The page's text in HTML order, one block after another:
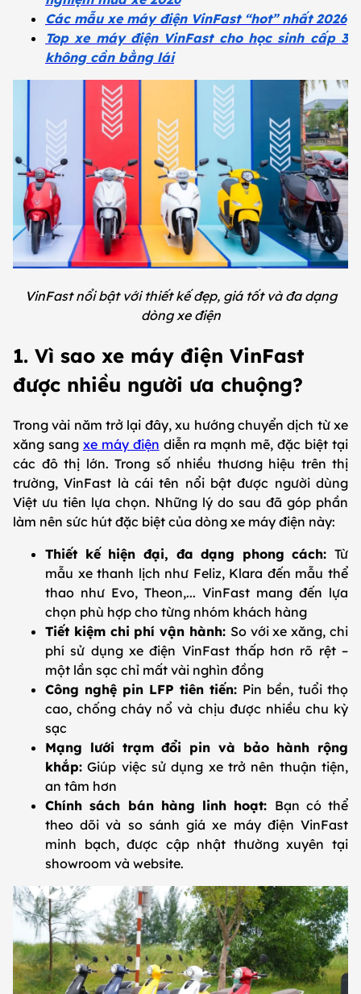
Các mẫu xe máy điện VinFast “hot” nhất 2026
Top xe máy điện VinFast cho học sinh cấp 3
không cần bằng lái
VinFast nổi bật với thiết kế đẹp, giá tốt và đa dạng
dòng xe điện
1. Vì sao xe máy điện VinFast
được nhiều người ưa chuộng?
Trong vài năm trở lại đây, xu hướng chuyển dịch từ xe
xăng sang xe máy điện diễn ra mạnh mẽ, đặc biệt tại
các đô thị lớn. Trong số nhiều thương hiệu trên thị
trường, VinFast là cái tên nổi bật được người dùng
Việt ưu tiên lựa chọn. Những lý do sau đã góp phần
làm nên sức hút đặc biệt của dòng xe máy điện này:
Thiết kế hiện đại, đa dạng phong cách: Từ
mẫu xe thanh lịch như Feliz, Klara đến mẫu thể
thao như Evo, Theon,... VinFast mang đến lựa
chọn phù hợp cho từng nhóm khách hàng
Tiết kiệm chi phí vận hành: So với xe xăng, chi
phí sử dụng xe điện VinFast thấp hơn rõ rệt –
một lần sạc chỉ mất vài nghìn đồng
Công nghệ pin LFP tiên tiến: Pin bền, tuổi thọ
cao, chống cháy nổ và chịu được nhiều chu kỳ
sạc
Mạng lưới trạm đổi pin và bảo hành rộng
khắp: Giúp việc sử dụng xe trở nên thuận tiện,
an tâm hơn
Chính sách bán hàng linh hoạt: Bạn có thể
theo dõi và so sánh giá xe máy điện VinFast
minh bạch, được cập nhật thường xuyên tại
showroom và website.